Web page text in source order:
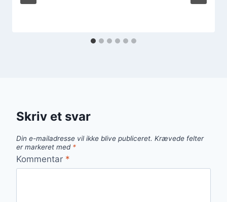
Skriv et svar
Din e-mailadresse vil ikke blive publiceret. Krævede felter
er markeret med *
Kommentar *